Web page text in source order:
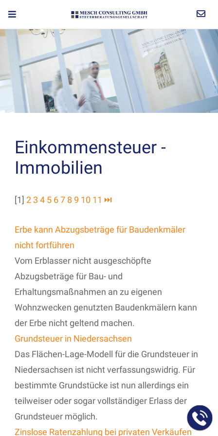
Einkommensteuer -
Immobilien
[1] 2 3 4 5 67 8 9 10 11 ⏭
Erbe kann Abzugsbeträge für Baudenkmäler
nicht fortführen
Vom Erblasser nicht ausgeschöpfte
Abzugsbeträge für Bau- und
Erhaltungsmaßnahmen an zu eigenen
Wohnzwecken genutzten Baudenkmälern kann
der Erbe nicht geltend machen.
Grundsteuer in Niedersachsen
Das Flächen-Lage-Modell für die Grundsteuer in
Niedersachsen ist nicht verfassungswidrig. Für
bestimmte Grundstücke ist nun allerdings ein
teilweiser oder sogar vollständiger Erlass der
Grundsteuer möglich.
Zinslose Ratenzahlung bei privaten Verkäufen